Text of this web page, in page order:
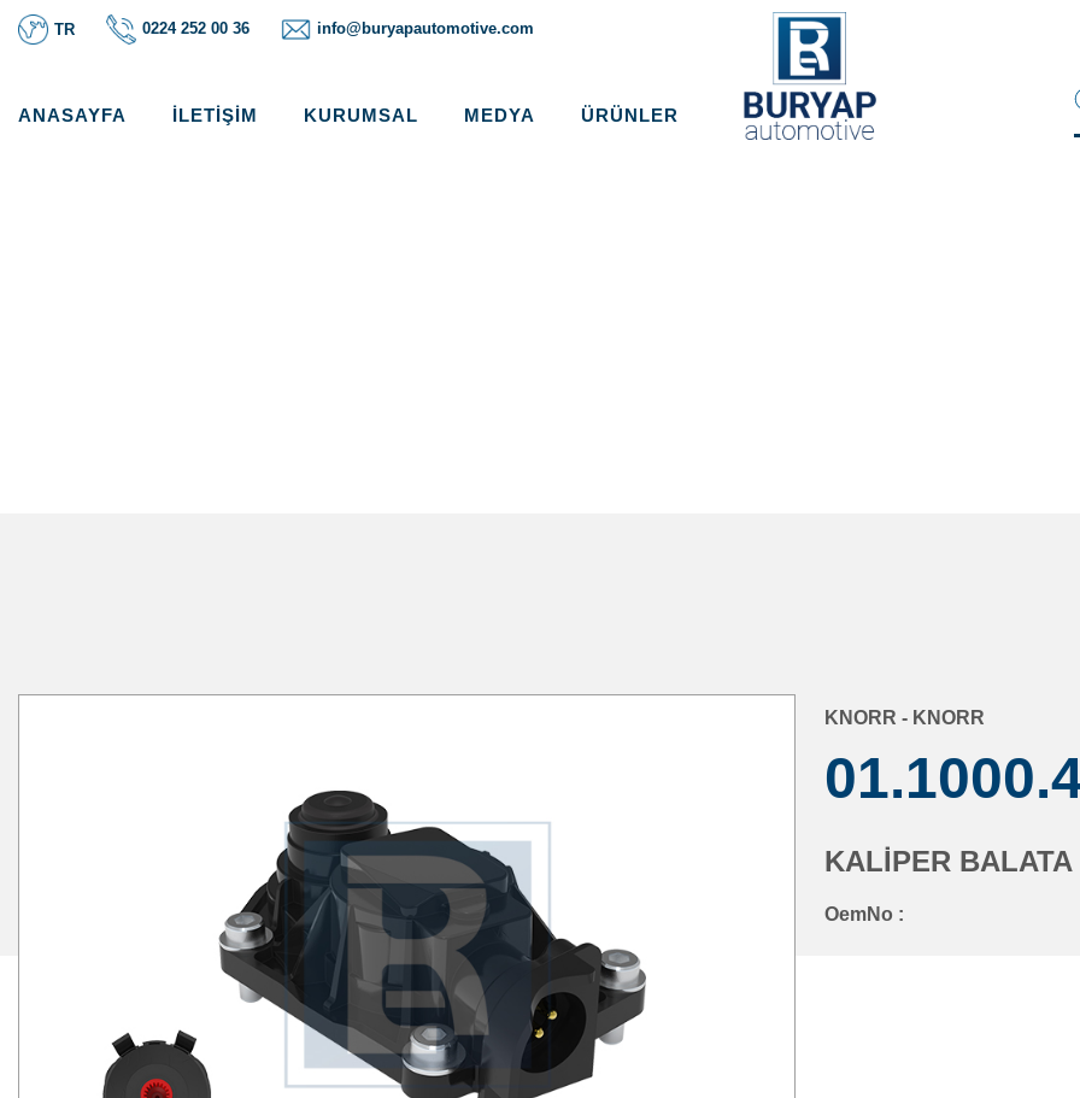
TR 0224 252 00 36 info@buryapautomotive.com
ANASAYFA İLETIŞIM KURUMSAL MEDYA ÜRÜNLER
KNORR - KNORR
KALİPER
OemNo :